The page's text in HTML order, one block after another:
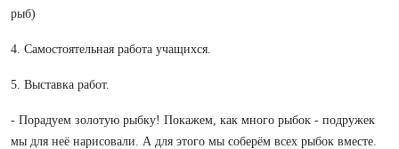
рыб)
4. Самостоятельная работа учащихся.
5. Выставка работ.
- Порадуем золотую рыбку! Покажем, как много рыбок - подружек
мы для неё нарисовали. А для этого мы соберём всех рыбок вместе.